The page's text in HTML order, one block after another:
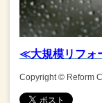
≪大規模リフォ
Copyright © Reform